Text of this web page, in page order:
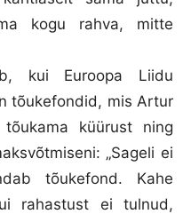
kogu rahva, mitte
kui Euroopa Liidu
tõukefondid, mis Artur
küürust ning
„Sageli ei
tõukefond. Kahe
rahastust ei tulnud,